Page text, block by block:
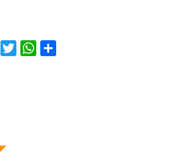
Facebook
TwitterWhatsApp